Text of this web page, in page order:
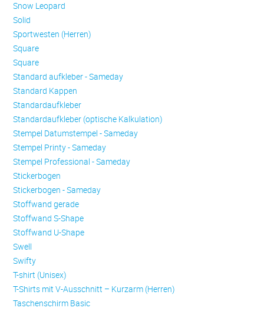
Snow Leopard
Solid
Sportwesten (Herren)
Square
Square
Standard aufkleber - Sameday
Standard Kappen
Standardaufkleber
Standardaufkleber (optische Kalkulation)
Stempel Datumstempel - Sameday
Stempel Printy - Sameday
Stempel Professional - Sameday
Stickerbogen
Stickerbogen - Sameday
Stoffwand gerade
Stoffwand S-Shape
Stoffwand U-Shape
Swell
Swifty
T-shirt (Unisex)
T-Shirts mit V-Ausschnitt – Kurzarm (Herren)
Taschenschirm Basic